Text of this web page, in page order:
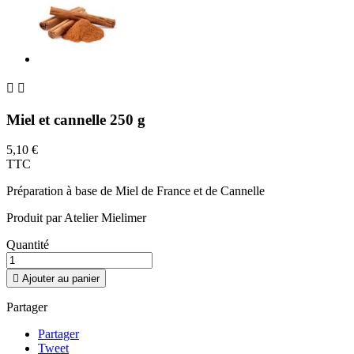
 
Miel et cannelle 250 g
5,10 €
TTC
Préparation à base de Miel de France et de Cannelle
Produit par Atelier Mielimer
Quantité
 Ajouter au panier
Partager
Partager
Tweet